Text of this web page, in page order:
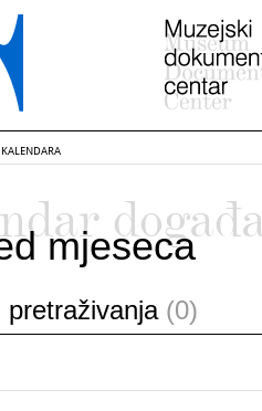
KALENDARA
mjeseca
pretraživanja (0)